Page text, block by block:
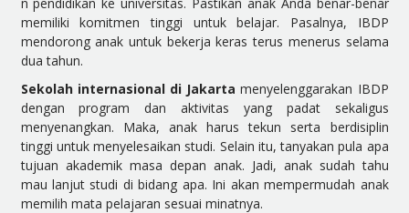
memiliki komitmen tinggi untuk belajar. Pasalnya, IBDP
mendorong anak untuk bekerja keras terus menerus selama
dua tahun.
Sekolah internasional di Jakartamenyelenggarakan IBDP
dengan program dan aktivitas yang padat sekaligus
menyenangkan. Maka, anak harus tekun serta berdisiplin
tinggi untuk menyelesaikan studi. Selain itu, tanyakan pula apa
tujuan akademik masa depan anak. Jadi, anak sudah tahu
mau lanjut studi di bidang apa. Ini akan mempermudah anak
memilih mata pelajaran sesuai minatnya.